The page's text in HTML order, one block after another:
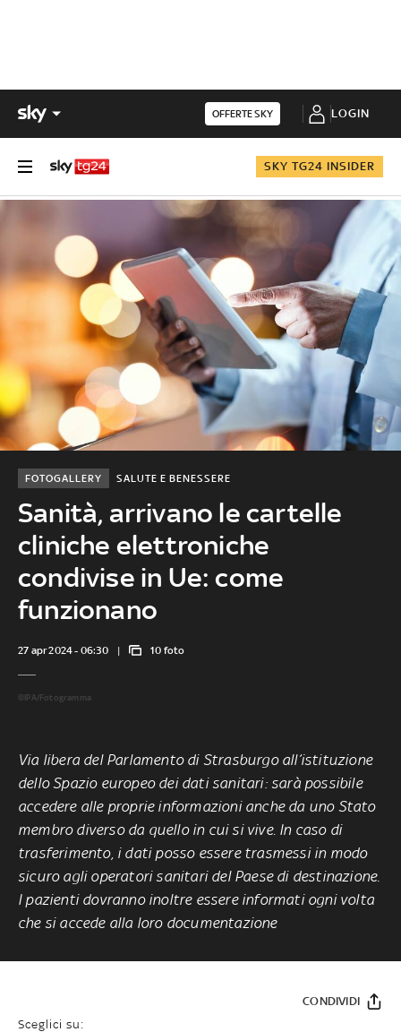
OFFERTE SKY LOGIN
SKY TG24 INSIDER
Sanità, arrivano le cartelle
cliniche elettroniche
condivise in Ue: come
funzionano
SALUTE E BENESSERE
FOTOGALLERY
27 apr 2024 - 06:30 10 foto
©IPA/Fotogramma
Via libera del Parlamento di Strasburgo all’istituzione
dello Spazio europeo dei dati sanitari: sarà possibile
accedere alle proprie informazioni anche da uno Stato
membro diverso da quello in cui si vive. In caso di
trasferimento, i dati posso essere trasmessi in modo
sicuro agli operatori sanitari del Paese di destinazione.
I pazienti dovranno inoltre essere informati ogni volta
che si accede alla loro documentazione
Sceglici su:
CONDIVIDI